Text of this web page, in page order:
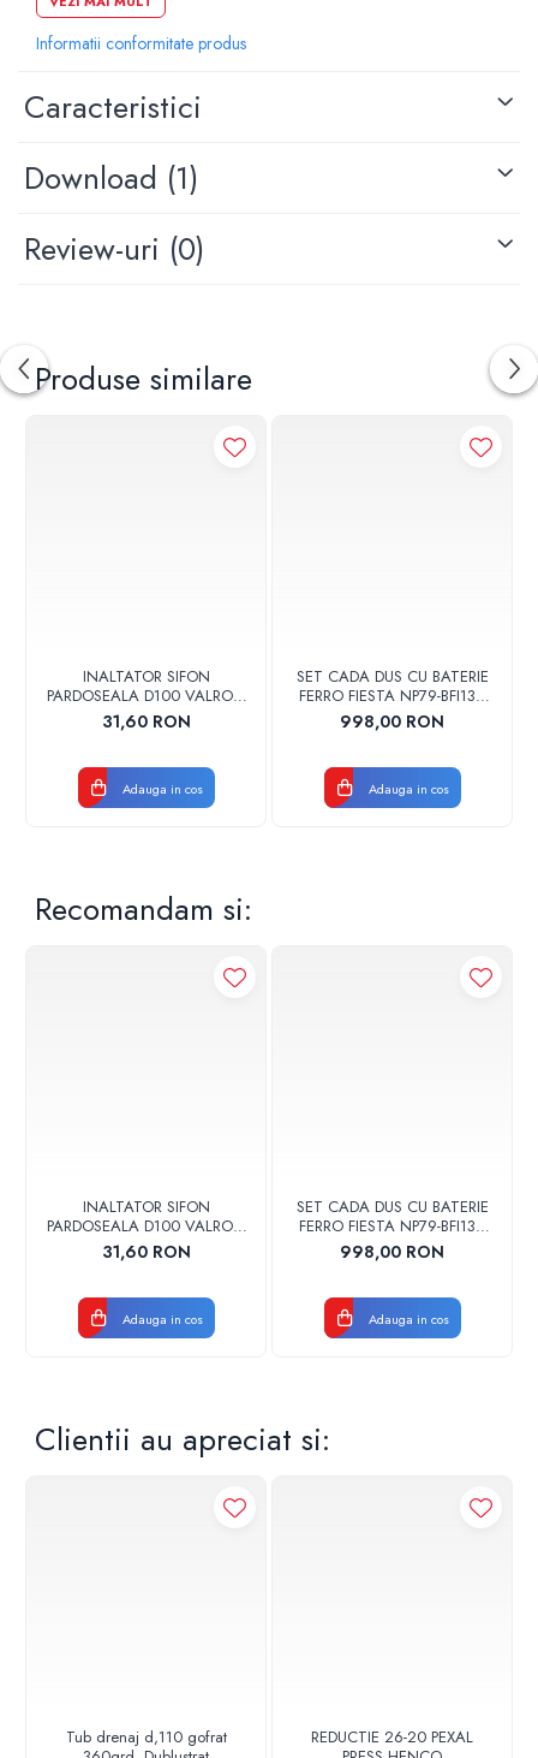
Material principal: alama
Echipament: furtun de alimentare de 45 cm inclus
Orificii montare: 1
Regulator: Ø 35
Informatii conformitate produs
Caracteristici
Download (1)
Review-uri (0)
Produse similare
INALTATOR SIFON
PARDOSEALA D100 VALROM
17001900004
31,60 RON
Adauga in cos
SET CADA DUS CU BATERIE
FERRO FIESTA NP79-BFI13U
CROM
998,00 RON
Adauga in cos
Recomandam si:
INALTATOR SIFON
PARDOSEALA D100 VALROM
17001900004
31,60 RON
Adauga in cos
SET CADA DUS CU BATERIE
FERRO FIESTA NP79-BFI13U
CROM
998,00 RON
Adauga in cos
Clientii au apreciat si:
Tub drenaj d,110 gofrat
REDUCTIE 26-20 PEXAL